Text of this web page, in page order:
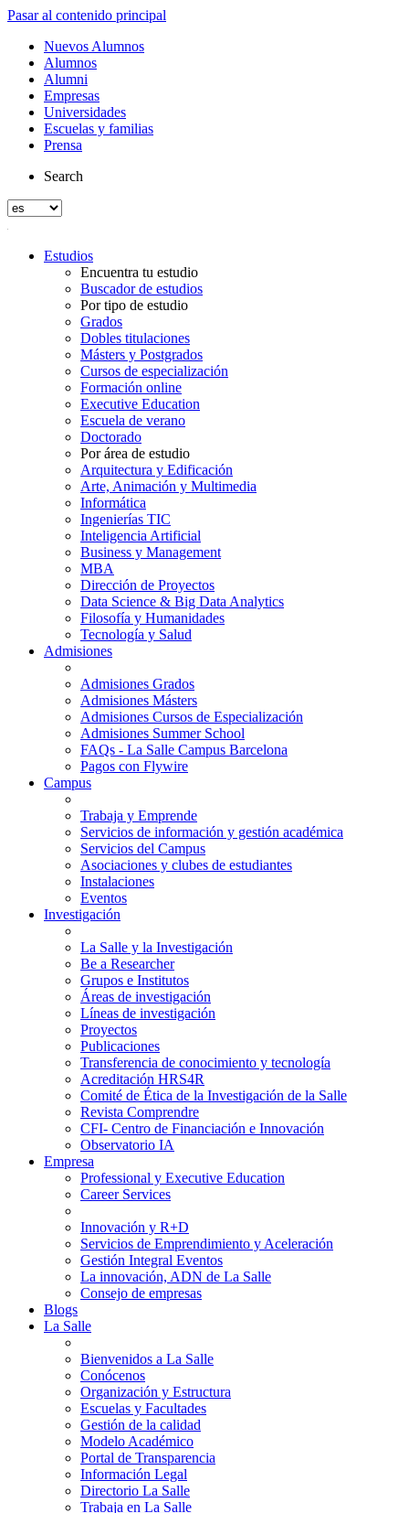
Pasar al contenido principal
Nuevos Alumnos
Alumnos
Alumni
Empresas
Universidades
Escuelas y familias
Prensa
Search
Estudios
Encuentra tu estudio
Buscador de estudios
Por tipo de estudio
Grados
Dobles titulaciones
Másters y Postgrados
Cursos de especialización
Formación online
Executive Education
Escuela de verano
Doctorado
Por área de estudio
Arquitectura y Edificación
Arte, Animación y Multimedia
Informática
Ingenierías TIC
Inteligencia Artificial
Business y Management
MBA
Dirección de Proyectos
Data Science & Big Data Analytics
Filosofía y Humanidades
Tecnología y Salud
Admisiones
Admisiones Grados
Admisiones Másters
Admisiones Cursos de Especialización
Admisiones Summer School
FAQs - La Salle Campus Barcelona
Pagos con Flywire
Campus
Trabaja y Emprende
Servicios de información y gestión académica
Servicios del Campus
Asociaciones y clubes de estudiantes
Instalaciones
Eventos
Investigación
La Salle y la Investigación
Be a Researcher
Grupos e Institutos
Áreas de investigación
Líneas de investigación
Proyectos
Publicaciones
Transferencia de conocimiento y tecnología
Acreditación HRS4R
Comité de Ética de la Investigación de la Salle
Revista Comprendre
CFI- Centro de Financiación e Innovación
Observatorio IA
Empresa
Professional y Executive Education
Career Services
Innovación y R+D
Servicios de Emprendimiento y Aceleración
Gestión Integral Eventos
La innovación, ADN de La Salle
Consejo de empresas
Blogs
La Salle
Bienvenidos a La Salle
Conócenos
Organización y Estructura
Escuelas y Facultades
Gestión de la calidad
Modelo Académico
Portal de Transparencia
Información Legal
Directorio La Salle
Trabaja en La Salle